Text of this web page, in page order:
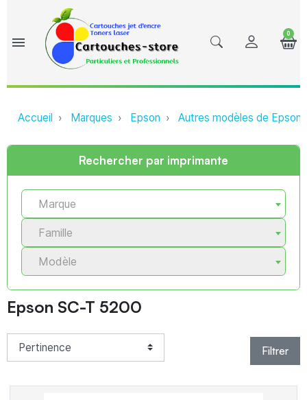
menu
0
Accueil Marques Epson Autres modèles de Epson
Rechercher par imprimante
Marque
Famille
Modèle
Epson SC-T 5200
Filtrer